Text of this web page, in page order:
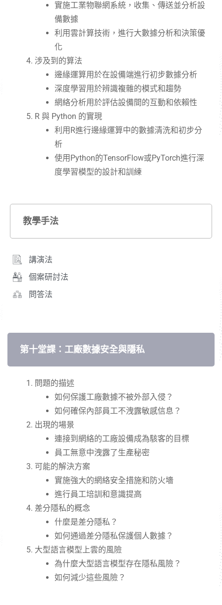
實施工業物聯網系統，收集、傳送並分析設
備數據
利用雲計算技術，進行大數據分析和決策優
化
涉及到的算法
邊緣運算用於在設備端進行初步數據分析
深度學習用於辨識複雜的模式和趨勢
網絡分析用於評估設備間的互動和依賴性
R 與 Python 的實現
利用R進行邊緣運算中的數據清洗和初步分
析
使用Python的TensorFlow或PyTorch進行深
度學習模型的設計和訓練
教學手法
講演法
個案研討法
問答法
第十堂課：工廠數據安全與隱私
問題的描述
如何保護工廠數據不被外部入侵？
如何確保內部員工不洩露敏感信息？
出現的場景
連接到網絡的工廠設備成為駭客的目標
員工無意中洩露了生產秘密
可能的解決方案
實施強大的網絡安全措施和防火墻
進行員工培訓和意識提高
差分隱私的概念
什麼是差分隱私？
如何通過差分隱私保護個人數據？
大型語言模型上雲的風險
為什麼大型語言模型存在隱私風險？
如何減少這些風險？